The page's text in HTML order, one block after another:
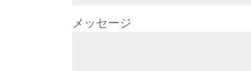
メッセージ